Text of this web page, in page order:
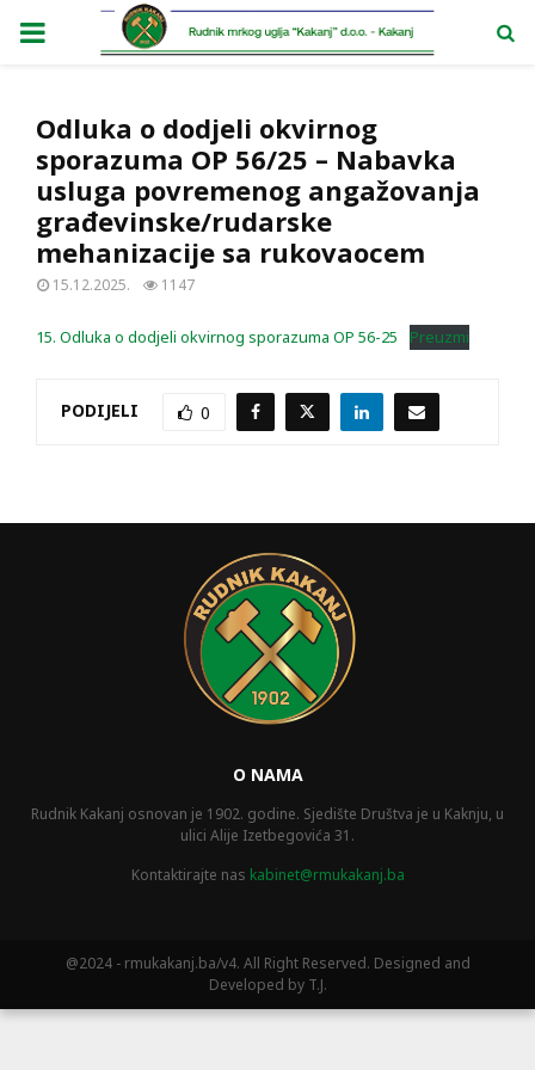
PRIMARY
Odluka o dodjeli okvirnog
sporazuma OP 56/25 – Nabavka
usluga povremenog angažovanja
građevinske/rudarske
mehanizacije sa rukovaocem
15.12.2025. 1147
15. Odluka o dodjeli okvirnog sporazuma OP 56-25 Preuzmi
PODIJELI 0
O NAMA
Rudnik Kakanj osnovan je 1902. godine. Sjedište Društva je u Kaknju, u
ulici Alije Izetbegovića 31.
Kontaktirajte nas kabinet@rmukakanj.ba
@2024 - rmukakanj.ba/v4. All Right Reserved. Designed and
Developed by T.J.